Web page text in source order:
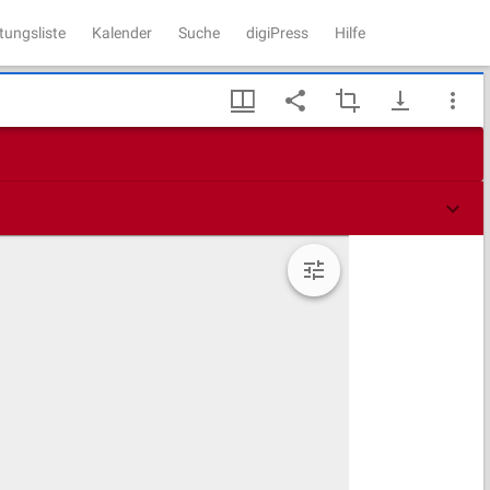
Kalender Suche digiPress Hilfe